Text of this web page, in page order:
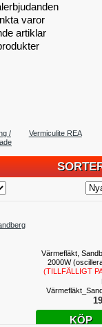
varor
artiklar
/
Vermiculite REA
Värmefläkt,
2000W
(TILLFÄLLIGT
KÖP